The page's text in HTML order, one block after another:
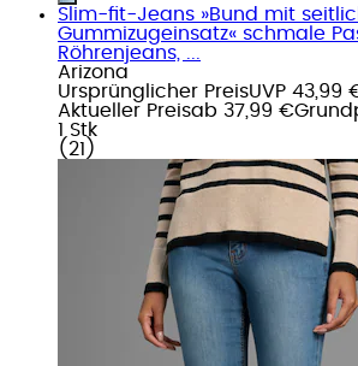
Slim-fit-Jeans »Bund mit
Gummizugeinsatz« schmale
Röhrenjeans, ...
Arizona
Ursprünglicher PreisUVP 43,99
Aktueller Preisab 37,99 €
1 Stk
( 21 )